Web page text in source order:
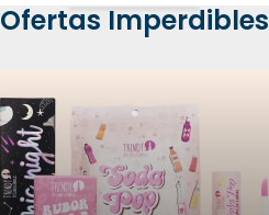
Ofertas Imperdibles